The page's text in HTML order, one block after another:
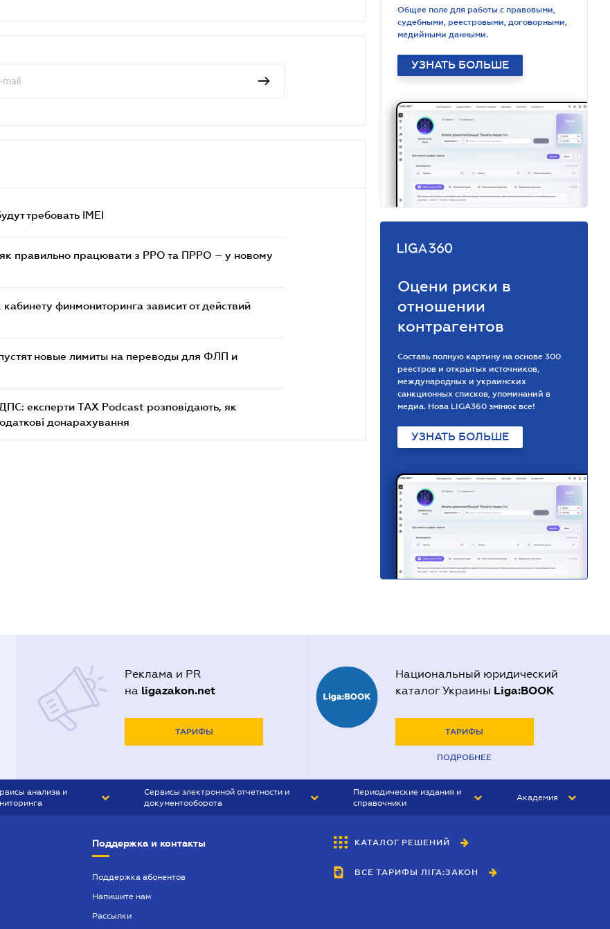
требовать IMEI
як правильно працювати з РРО та ПРРО – у новому
финмониторинга зависит от действий
новые лимиты на переводы для ФЛП и
експерти TAX Podcast розповідають, як
донарахування
Общее поле для работы с правовыми,
судебными, реестровыми, договорными,
медийными данными.
УЗНАТЬ БОЛЬШЕ
Оцени риски в
отношении
контрагентов
Составь полную картину на основе 300
реестров и открытых источников,
международных и украинских
санкционных списков, упоминаний в
медиа. Нова LIGA360 змінює все!
УЗНАТЬ БОЛЬШЕ
Реклама и PR
на ligazakon.net
ТАРИФЫ
Национальный юридический
каталог Украины Liga:BOOK
ТАРИФЫ
ПОДРОБНЕЕ
анализа и
Сервисы электронной отчетности и
документооборота
Периодические издания и
справочники
БУХГАЛТЕР&ЗАКОН
ВЕСТНИК МСФО
Академия
Поддержка и контакты
Поддержка абонентов
Напишите нам
Рассылки
КАТАЛОГ РЕШЕНИЙ
ВСЕ ТАРИФЫ ЛІГА:ЗАКОН